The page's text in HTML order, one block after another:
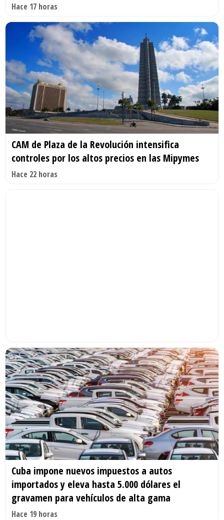
Hace 17 horas
CAM de Plaza de la Revolución intensifica
controles por los altos precios en las Mipymes
Hace 22 horas
Cuba impone nuevos impuestos a autos
importados y eleva hasta 5.000 dólares el
gravamen para vehículos de alta gama
Hace 19 horas